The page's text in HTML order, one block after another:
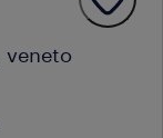
veneto